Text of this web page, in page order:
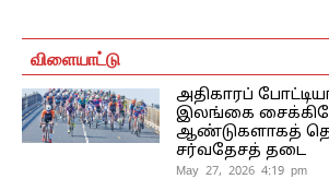
விளையாட்டு
அதிகாரப்
இலங்கை
ஆண்டுகளாகத்
சர்வதேசத் தடை
May 27, 2026 4:19 pm